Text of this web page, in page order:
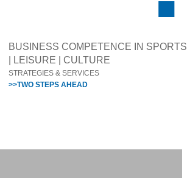
BUSINESS COMPETENCE IN SPORTS
| LEISURE | CULTURE
STRATEGIES & SERVICES
>>TWO STEPS AHEAD